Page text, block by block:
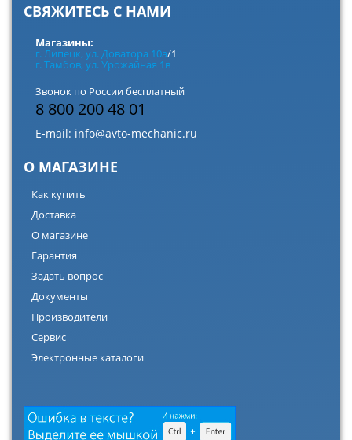
СВЯЖИТЕСЬ С НАМИ
Магазины:
г. Липецк, ул. Доватора 10а/1
г. Тамбов, ул. Урожайная 1в
Звонок по России бесплатный
8 800 200 48 01
E-mail: info@avto-mechanic.ru
О МАГАЗИНЕ
Как купить
Доставка
О магазине
Гарантия
Задать вопрос
Документы
Производители
Сервис
Электронные каталоги